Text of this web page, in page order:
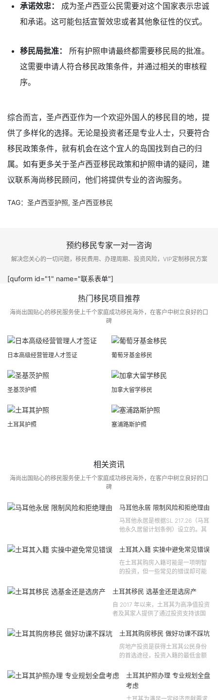
承诺效忠：
成为圣卢西亚公民需要对这个国家表示忠诚
和承诺。这可能包括宣誓效忠或者其他象征性的仪式。
移民局批准：
所有护照申请最终都需要移民局的批准。
这需要申请人符合移民政策条件，并通过相关的审核程
序。
综合而言，圣卢西亚作为一个欢迎外国人的移民目的地，提
供了多样化的选择。无论是投资者还是专业人士，只要符合
移民政策条件，就有机会在这个宜人的岛国找到自己的归
属。如有更多关于圣卢西亚移民政策和护照申请的疑问，建
议联系海尚移民顾问，他们将提供专业的咨询服务。
TAG： 圣卢西亚护照, 圣卢西亚移民
预约移民专家一对一咨询
解决您关心的一切问题，移民费用、办理周期、投资风险，VIP定制移民方案
[quform id="1" name="联系表单"]
热门移民项目推荐
海尚出国贴心的移民服务使上千个家庭成功移民海外，在客户中树立良好的口
碑
日本高级经营管理人才签证 葡萄牙基金移民
圣基茨护照 加拿大留学移民
土耳其护照 塞浦路斯护照
相关资讯
海尚出国贴心的移民服务使上千个家庭成功移民海外，在客户中树立良好的口
碑
马耳他永居 限制风险和拒绝理由
马耳他永居是根据SL 217.26（马耳
他永久居留计划条例）设立的。其
121 号法律公告，并随后根据2024
土耳其入籍 实操中避免常见错误
在土耳其购房入籍可能是一项明智
的投资，但一些常见的错误却可能
失。许多投资者轻信营销宣传或不
土耳其移民 选基金还是选房产
自 2017 年以来，土耳其为高净值投资
者及其家人提供了通过投资支持该国
会。 该计划的一大亮点在于其涵盖广
土耳其购房移民 做好功课不踩坑
房地产投资是获得土耳其公民身份
的首选途径，投资入籍的最低金额
二手房产。这一门槛自2019年调整
以来一直未变，适用于经持牌...
土耳其护照办理 专业规划全盘
考虑